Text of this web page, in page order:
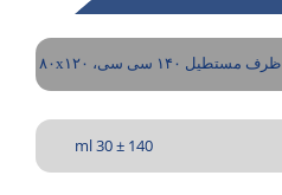
ظرف مستطیل ۱۴۰ سی سی، ۸۰x۱۲۰
140 ± 30 ml